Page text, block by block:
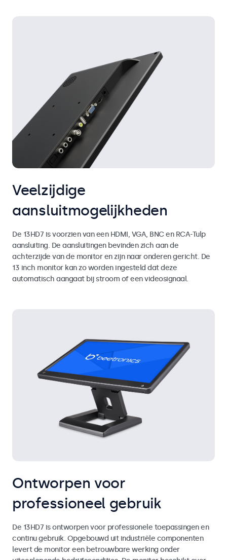
Veelzijdige
aansluitmogelijkheden
De 13HD7 is voorzien van een HDMI, VGA, BNC en RCA-Tulp
aansluiting. De aansluitingen bevinden zich aan de
achterzijde van de monitor en zijn naar onderen gericht. De
13 inch monitor kan zo worden ingesteld dat deze
automatisch aangaat bij stroom of een videosignaal.
Ontworpen voor
professioneel gebruik
De 13HD7 is ontworpen voor professionele toepassingen en
continu gebruik. Opgebouwd uit industriële componenten
levert de monitor een betrouwbare werking onder